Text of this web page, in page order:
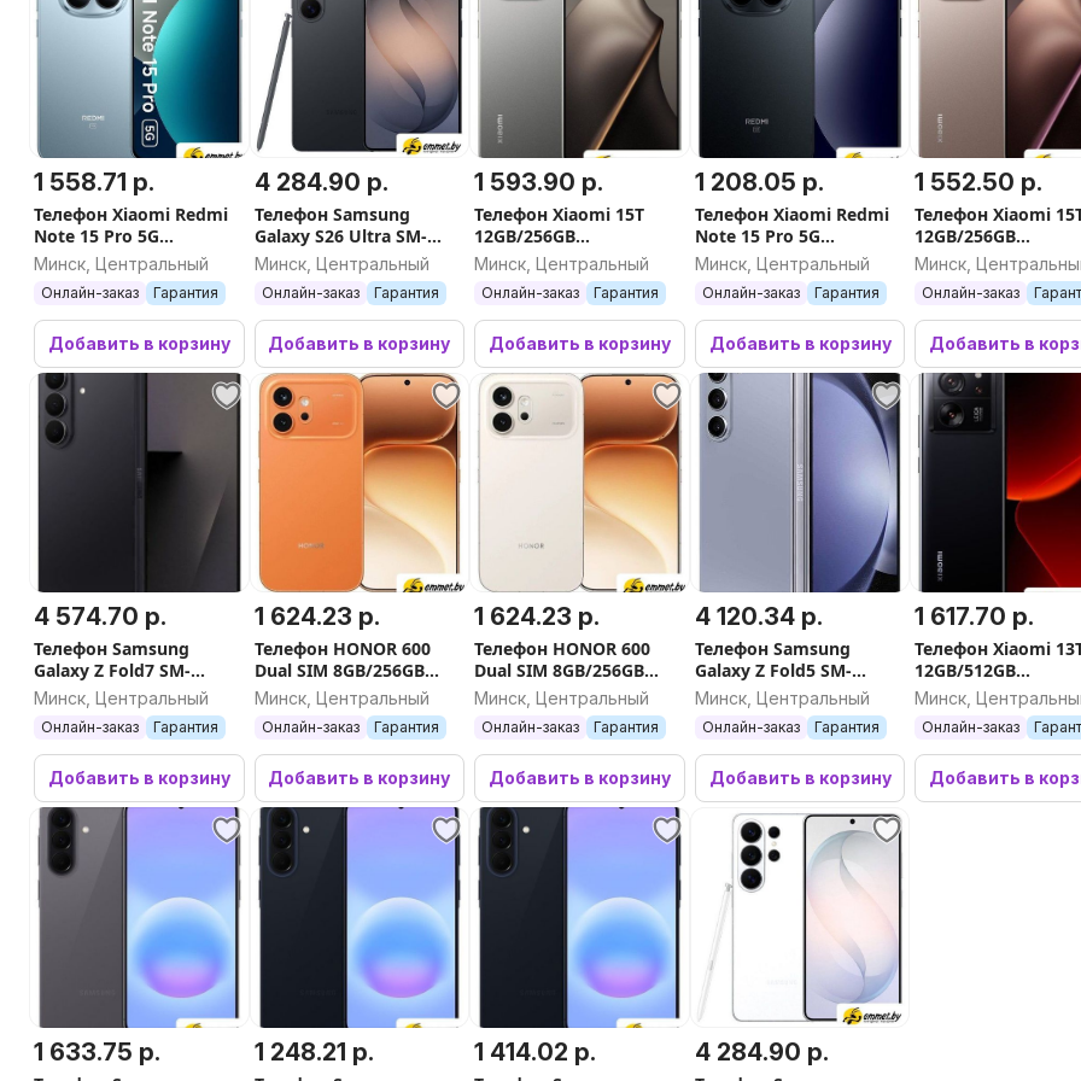
1 558.71 р.
Телефон Xiaomi Redmi
Note 15 Pro 5G
8GB/256GB
международная версия
(синий)
Минск, Центральный
Онлайн-заказ Гарантия
Добавить в корзину
4 284.90 р.
Телефон Samsung
Galaxy S26 Ultra SM-
S948B 16GB/1TB
(черный)
Минск, Центральный
Онлайн-заказ Гарантия
Добавить в корзину
1 593.90 р.
Телефон Xiaomi 15T
12GB/256GB
международная версия
(серый)
Минск, Центральный
Онлайн-заказ Гарантия
Добавить в корзину
1 208.05 р.
Телефон Xiaomi Redmi
Note 15 Pro 5G
8GB/512GB
международная версия
(черный)
Минск, Центральный
Онлайн-заказ Гарантия
Добавить в корзину
1 552.50 р.
Телефон Xiaomi
12GB/256GB
международная
(розовое золото)
Минск,
Онлайн-заказ
Добавить в
4 574.70 р.
Телефон Samsung
Galaxy Z Fold7 SM-
F966B/DS 12GB/256GB
(черный)
Минск, Центральный
Онлайн-заказ Гарантия
Добавить в корзину
1 624.23 р.
Телефон HONOR 600
Dual SIM 8GB/256GB
международная версия
(оранжевый)
Минск, Центральный
Онлайн-заказ Гарантия
Добавить в корзину
1 624.23 р.
Телефон HONOR 600
Dual SIM 8GB/256GB
международная версия
(бежевый)
Минск, Центральный
Онлайн-заказ Гарантия
Добавить в корзину
4 120.34 р.
Телефон Samsung
Galaxy Z Fold5 SM-
F946B/DS 12GB/1TB
(голубой)
Минск, Центральный
Онлайн-заказ Гарантия
Добавить в корзину
1 617.70 р.
Телефон Xiaomi
12GB/512GB
международная
(черный)
Минск,
Онлайн-заказ
Добавить в
1 633.75 р. 1 248.21 р. 1 414.02 р. 4 284.90 р.